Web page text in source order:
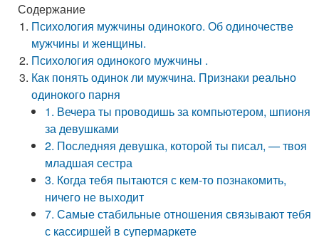
Содержание
Психология мужчины одинокого. Об одиночестве
мужчины и женщины.
Психология одинокого мужчины .
Как понять одинок ли мужчина. Признаки реально
одинокого парня
1. Вечера ты проводишь за компьютером, шпионя
за девушками
2. Последняя девушка, которой ты писал, — твоя
младшая сестра
3. Когда тебя пытаются с кем-то познакомить,
ничего не выходит
7. Самые стабильные отношения связывают тебя
с кассиршей в супермаркете